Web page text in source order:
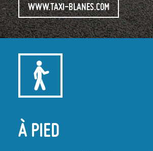
WWW.TAXI-BLANES.COM
À PIED